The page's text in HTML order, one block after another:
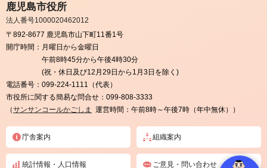
鹿児島市役所
法人番号1000020462012
〒892-8677 鹿児島市山下町11番1号
開庁時間： 月曜日から金曜日
午前8時45分から午後4時30分
(祝・休日及び12月29日から1月3日を除く)
電話番号： 099-224-1111（代表）
市役所に関する簡易な問合せ： 099-808-3333
（サンサンコールかごしま 運営時間：午前8時～午後7時（年中無休））
庁舎案内 組織案内
統計情報・人口情報 ご意見・問い合わせ